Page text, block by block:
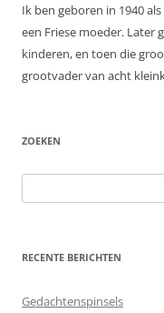
Ik ben geboren in 1940
een Friese moeder. Later
kinderen, en toen die
grootvader van acht
ZOEKEN
naar:
RECENTE BERICHTEN
Gedachtenspinsels